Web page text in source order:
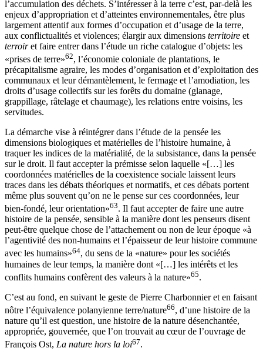
l’accumulation des déchets. S’intéresser à la terre c’est, par-delà les
enjeux d’appropriation et d’atteintes environnementales, être plus
largement attentif aux formes d’occupation et d’usage de la terre,
aux conflictualités et violences; élargir aux dimensions territoire et
terroiret faire entrer dans l’étude un riche catalogue d’objets: les
«prises de terre»62, l’économie coloniale de plantations, le
précapitalisme agraire, les modes d’organisation et d’exploitation des
communaux et leur démantèlement, le fermage et l’amodiation, les
droits d’usage collectifs sur les forêts du domaine (glanage,
grappillage, râtelage et chaumage), les relations entre voisins, les
servitudes.
La démarche vise à réintégrer dans l’étude de la pensée les
dimensions biologiques et matérielles de l’histoire humaine, à
traquer les indices de la matérialité, de la subsistance, dans la pensée
sur le droit. Il faut accepter la prémisse selon laquelle «[…] les
coordonnées matérielles de la coexistence sociale laissent leurs
traces dans les débats théoriques et normatifs, et ces débats portent
même plus souvent qu’on ne le pense sur ces coordonnées, leur
bien-fondé, leur orientation»63. Il faut accepter de faire une autre
histoire de la pensée, sensible à la manière dont les penseurs disent
peut-être quelque chose de l’attachement ou non de leur époque «à
l’agentivité des non-humains et l’épaisseur de leur histoire commune
avec les humains»64, du sens de la «nature» pour les sociétés
humaines de leur temps, la manière dont «[…] les intérêts et les
conflits humains confèrent des valeurs à la nature»65.
C’est au fond, en suivant le geste de Pierre Charbonnier et en faisant
nôtre l’équivalence polanyienne terre/nature66, d’une histoire de la
nature qu’il est question, une histoire de la nature désenchantée,
appropriée, gouvernée, que l’on trouvait au cœur de l’ouvrage de
François Ost, La nature hors la loi67.